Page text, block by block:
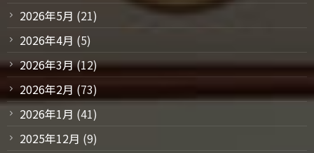
2026年5月 (21)
2026年4月 (5)
2026年3月(12)
2026年2月 (73)
2026年1月 (41)
2025年12月 (9)